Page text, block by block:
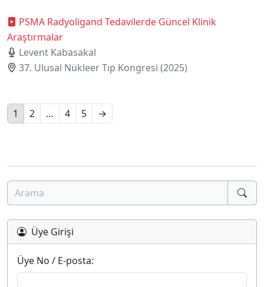
PSMA Radyoligand Tedavilerde Güncel Klinik
Araştırmalar
Levent Kabasakal
37. Ulusal Nükleer Tıp Kongresi (2025)
1 2 … 4 5 →
Üye Girişi
Üye No / E-posta: